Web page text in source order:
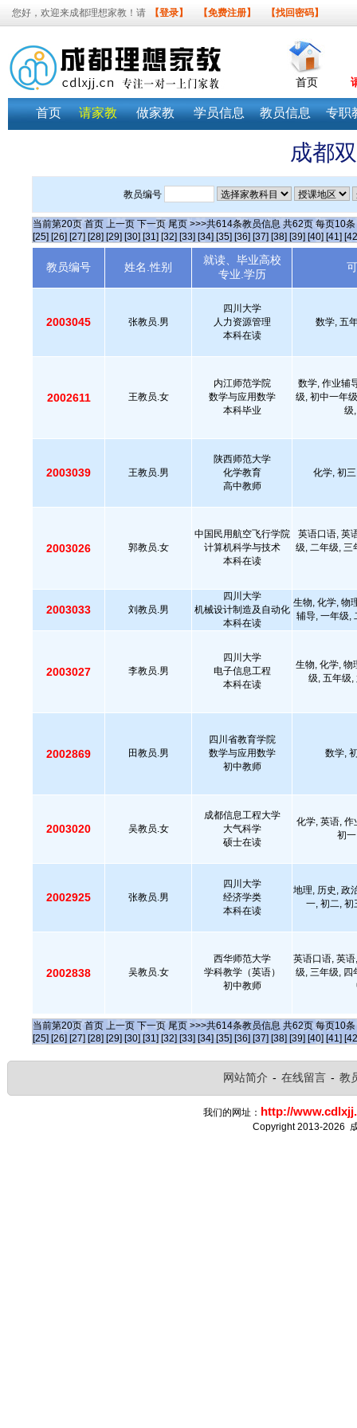
您好，欢迎来成都理想家教！请 【登录】 【免费注册】 【找回密码】
首页
首页 请家教 做家教 学员信息 教员信息 专职
成都
教员编号
当前第20页 首页 上一页 下一页 尾页 >>>共614条教员信息 共62页 每页10条
[25] [26] [27] [28] [29] [30] [31] [32] [33] [34] [35] [36] [37] [38] [39] [40] [41]
教员编号 姓名.性别
就读、毕业高校
专业.学历
2003045 张教员.男
四川大学
人力资源管理
本科在读
数学, 五
2002611 王教员.女
内江师范学院
数学与应用数学
本科毕业
数学, 作业辅
级, 初中一年
级
2003039 王教员.男
陕西师范大学
化学教育
高中教师
化学, 初
2003026 郭教员.女
中国民用航空飞行学院
计算机科学与技术
本科在读
英语口语, 英
级, 二年级, 三
2003033 刘教员.男
四川大学
机械设计制造及自动化
本科在读
生物, 化学, 物
辅导, 一年级,
2003027 李教员.男
四川大学
电子信息工程
本科在读
生物, 化学, 物
级, 五年级,
2002869 田教员.男
四川省教育学院
数学与应用数学
初中教师
数学,
2003020 吴教员.女
成都信息工程大学
大气科学
硕士在读
化学, 英语, 作
初
2002925 张教员.男
四川大学
经济学类
本科在读
地理, 历史, 政
一, 初二, 初
2002838 吴教员.女
西华师范大学
学科教学（英语）
初中教师
英语口语, 英
级, 三年级, 四
当前第20页 首页 上一页 下一页 尾页 >>>共614条教员信息 共62页 每页10条
[25] [26] [27] [28] [29] [30] [31] [32] [33] [34] [35] [36] [37] [38] [39] [40] [41]
网站简介 - 在线留言 - 教
我们的网址： http://
Copyright 2013-2026